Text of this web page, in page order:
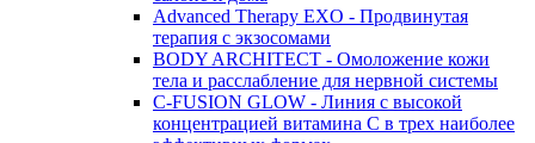
Advanced Therapy EXO - Продвинутая
терапия с экзосомами
BODY ARCHITECT - Омоложение кожи
тела и расслабление для нервной системы
C-FUSION GLOW - Линия с высокой
концентрацией витамина C в трех наиболее